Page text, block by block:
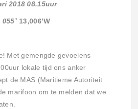
2018 08.15uur
055˚13,006’W
Met gemengde gevoelens
lokale tijd ons anker
de MAS (Maritieme Autoriteit
marifoon om te melden dat we